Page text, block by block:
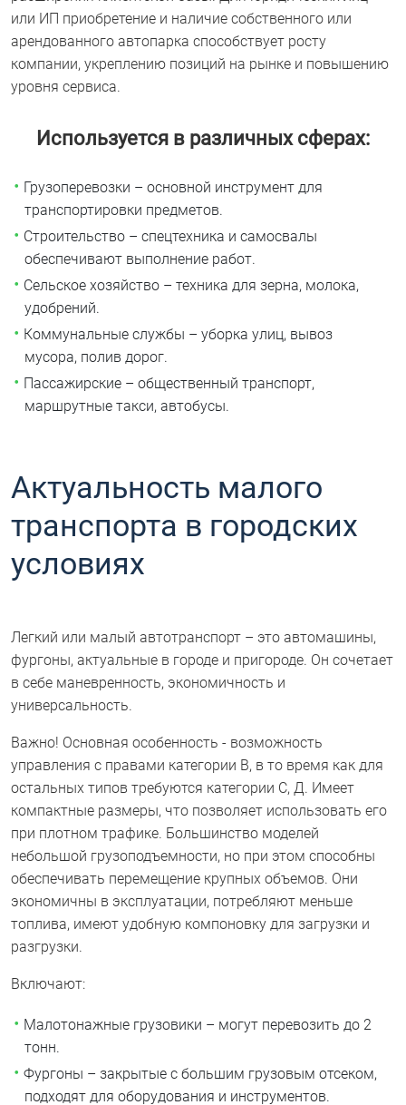
или ИП приобретение и наличие собственного или
арендованного автопарка способствует росту
компании, укреплению позиций на рынке и повышению
уровня сервиса.
Используется в различных сферах:
Грузоперевозки – основной инструмент для
транспортировки предметов.
Строительство – спецтехника и самосвалы
обеспечивают выполнение работ.
Сельское хозяйство – техника для зерна, молока,
удобрений.
Коммунальные службы – уборка улиц, вывоз
мусора, полив дорог.
Пассажирские – общественный транспорт,
маршрутные такси, автобусы.
Актуальность малого
транспорта в городских
условиях
Легкий или малый автотранспорт – это автомашины,
фургоны, актуальные в городе и пригороде. Он сочетает
в себе маневренность, экономичность и
универсальность.
Важно! Основная особенность - возможность
управления с правами категории В, в то время как для
остальных типов требуются категории С, Д. Имеет
компактные размеры, что позволяет использовать его
при плотном трафике. Большинство моделей
небольшой грузоподъемности, но при этом способны
обеспечивать перемещение крупных объемов. Они
экономичны в эксплуатации, потребляют меньше
топлива, имеют удобную компоновку для загрузки и
разгрузки.
Включают:
Малотонажные грузовики – могут перевозить до 2
тонн.
Фургоны – закрытые с большим грузовым отсеком,
подходят для оборудования и инструментов.